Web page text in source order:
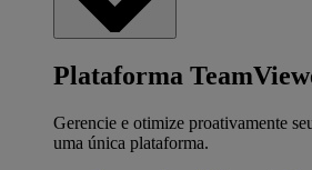
Plataforma
Gerencie e otimize proativamente
uma única plataforma.